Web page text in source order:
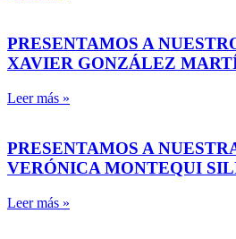
PRESENTAMOS A
XAVIER GONZÁLEZ
Leer más »
PRESENTAMOS A
VERÓNICA MONTEQUI
Leer más »